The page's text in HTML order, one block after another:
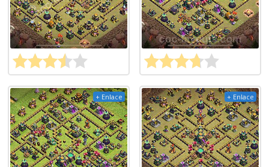
+ Enlace + Enlace